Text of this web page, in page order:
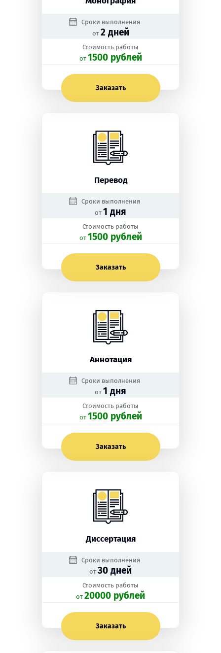
Сроки выполнения
от 2 дней
Стоимость работы
oт 1500 рублей
Заказать
Перевод
Сроки выполнения
от 1 дня
Стоимость работы
oт 1500 рублей
Заказать
Аннотация
Сроки выполнения
от 1 дня
Стоимость работы
oт 1500 рублей
Заказать
Диссертация
Сроки выполнения
от 30 дней
Стоимость работы
oт 20000 рублей
Заказать